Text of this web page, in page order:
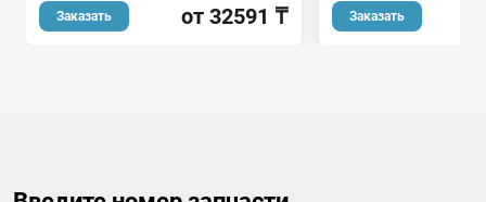
Заказать от 32591 ₸ Заказать